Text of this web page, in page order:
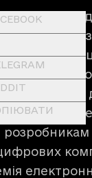
рухається
—